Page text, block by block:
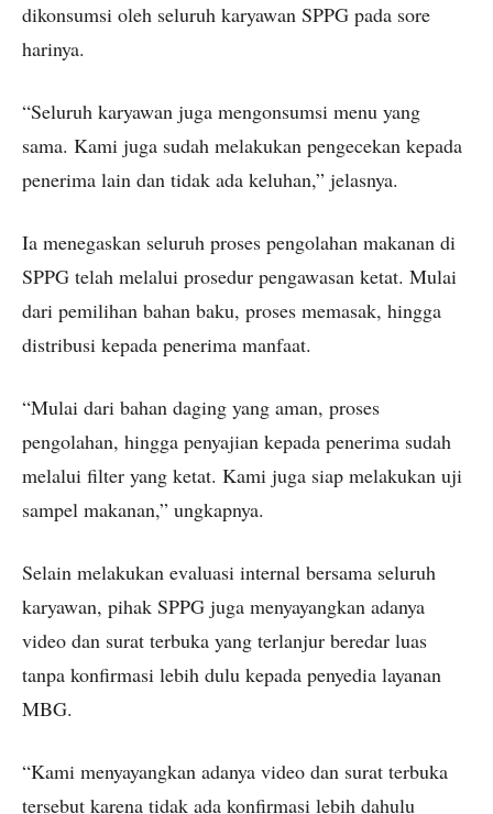
dikonsumsi oleh seluruh karyawan SPPG pada sore
harinya.
“Seluruh karyawan juga mengonsumsi menu yang
sama. Kami juga sudah melakukan pengecekan kepada
penerima lain dan tidak ada keluhan,” jelasnya.
Ia menegaskan seluruh proses pengolahan makanan di
SPPG telah melalui prosedur pengawasan ketat. Mulai
dari pemilihan bahan baku, proses memasak, hingga
distribusi kepada penerima manfaat.
“Mulai dari bahan daging yang aman, proses
pengolahan, hingga penyajian kepada penerima sudah
melalui filter yang ketat. Kami juga siap melakukan uji
sampel makanan,” ungkapnya.
Selain melakukan evaluasi internal bersama seluruh
karyawan, pihak SPPG juga menyayangkan adanya
video dan surat terbuka yang terlanjur beredar luas
tanpa konfirmasi lebih dulu kepada penyedia layanan
MBG.
“Kami menyayangkan adanya video dan surat terbuka
tersebut karena tidak ada konfirmasi lebih dahulu